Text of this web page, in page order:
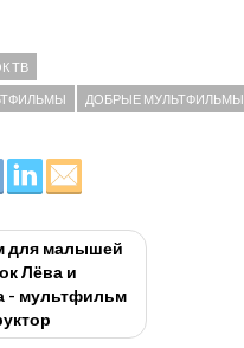
ТВ
ДОБРЫЕ МУЛЬТФИЛЬМЫ
для малышей
Лёва и
- мультфильм